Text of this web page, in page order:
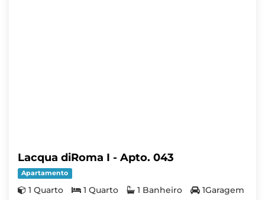
Lacqua diRoma I - Apto. 043
Apartamento
1 Quarto 1 Quarto 1 Banheiro 1Garagem